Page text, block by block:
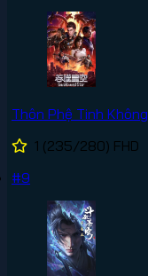
Thôn Phệ Tinh Không
1 (235/280) FHD
#9